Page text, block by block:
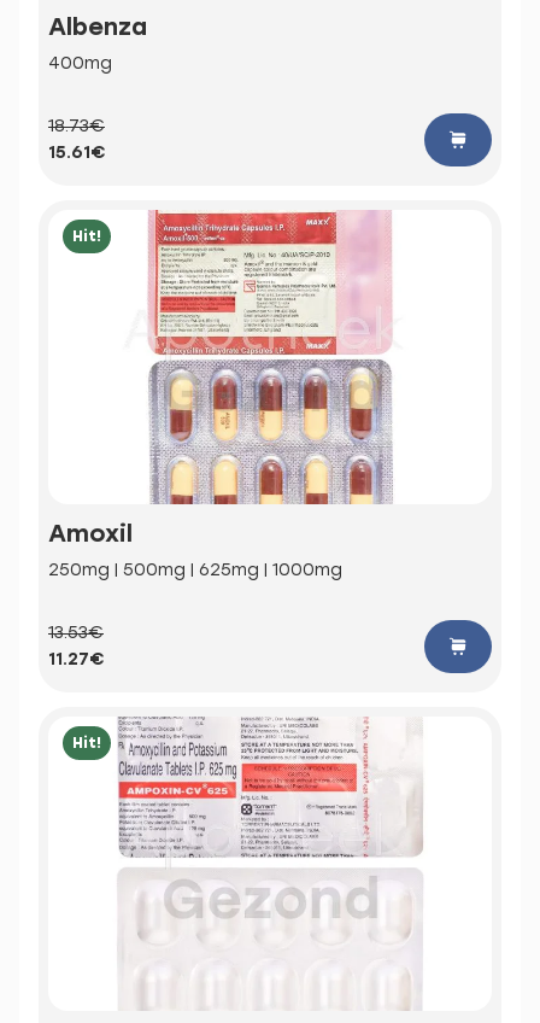
Albenza
400mg
18.73€
15.61€
Hit!
Amoxil
250mg | 500mg | 625mg | 1000mg
13.53€
11.27€
Hit!